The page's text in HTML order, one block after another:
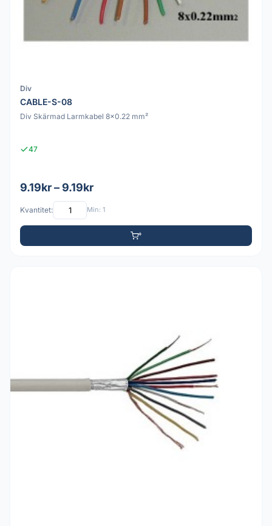
Div
CABLE-S-08
Div Skärmad Larmkabel 8x0.22 mm²
47
9.19kr – 9.19kr
Kvantitet: Min: 1